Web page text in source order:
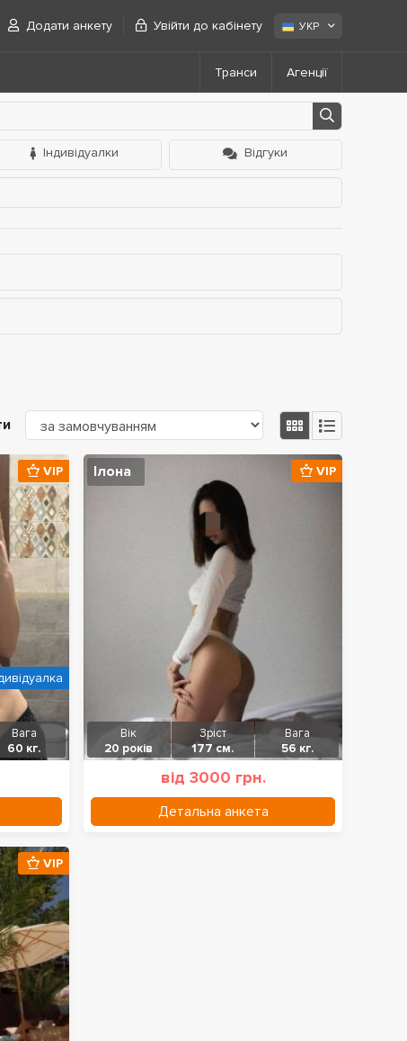
Додати анкету Увійти до кабінету УКР
Транси Агенції
Індивідуалки Відгуки
Вага
60 кг.
VIP Ілона
Вік
20 років
Зріст
177 см.
Вага
56 кг.
від 3000 грн.
Детальна анкета
VIP
VIP